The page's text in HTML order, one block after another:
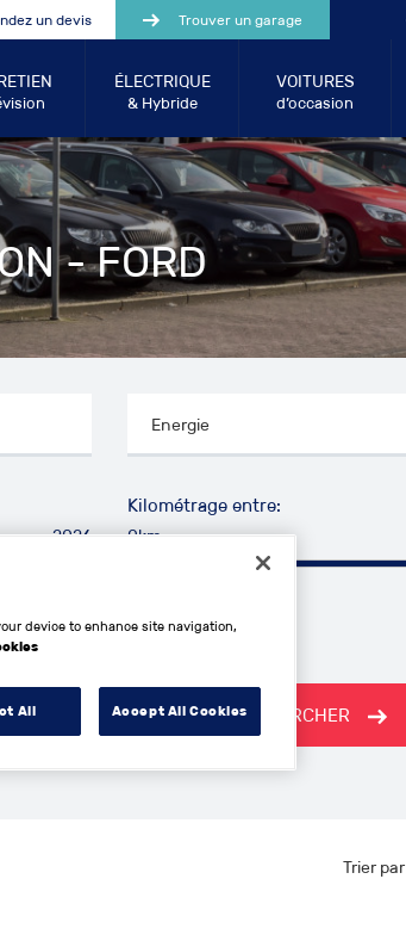
un devis Trouver un garage
ÉLECTRIQUE
& Hybride
VOITURES
d’occasion
- FORD
2026
Kilométrage entre:
0km
RECHERCHER
Trier par
device to enhance site navigation,
All Accept All Cookies